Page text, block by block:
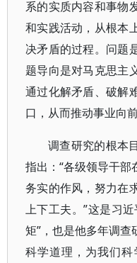
系的实质内容和事物
和实践活动，从根本
决矛盾的过程。问题
题导向是对马克思主
通过化解矛盾、破解
口，从而推动事业向前
调查研究的根本
指出：“各级领导干
务实的作风，努力在
上下工夫。”这是习
矩”，也是他多年调
科学道理，为我们